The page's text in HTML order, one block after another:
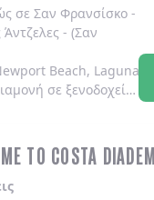
σε Σαν Φρανσίσκο-
Άντζελες - (Σαν
Beach, Laguna
σε ξενοδοχεία
ΤΟ COSTA